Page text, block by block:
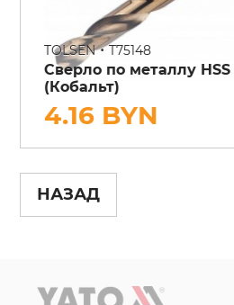
TOLSEN•T75148
Сверло по металлу
(Кобальт)
4.16 BYN
НАЗАД